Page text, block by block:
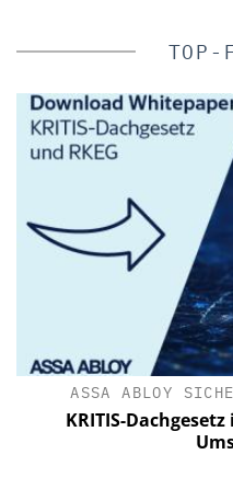
TOP-
ASSA ABLOY
KRITIS-